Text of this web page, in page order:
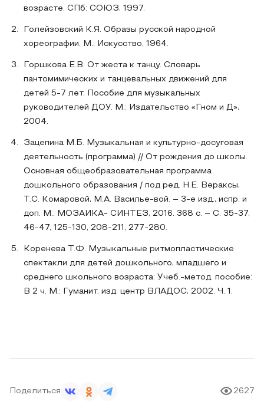
возрасте. СПб: СОЮЗ, 1997.
Голейзовский К.Я. Образы русской народной
хореографии. М.: Искусство, 1964.
Горшкова Е.В. От жеста к танцу. Словарь
пантомимических и танцевальных движений для
детей 5-7 лет. Пособие для музыкальных
руководителей ДОУ. М.: Издательство «Гном и Д»,
2004.
Зацепина М.Б. Музыкальная и культурно-досуговая
деятельность (программа) // От рождения до школы.
Основная общеобразовательная программа
дошкольного образования / под ред. Н.Е. Вераксы,
Т.С. Комаровой, М.А. Василье-вой. – 3-е изд., испр. и
доп. М.: МОЗАИКА- СИНТЕЗ, 2016. 368 с. – С. 35-37,
46-47, 125-130, 208-211, 277-280.
Коренева Т.Ф. Музыкальные ритмопластические
спектакли для детей дошкольного, младшего и
среднего школьного возраста: Учеб.-метод. пособие:
В 2 ч. М.: Гуманит. изд. центр ВЛАДОС, 2002. Ч. 1.
Поделиться 2627